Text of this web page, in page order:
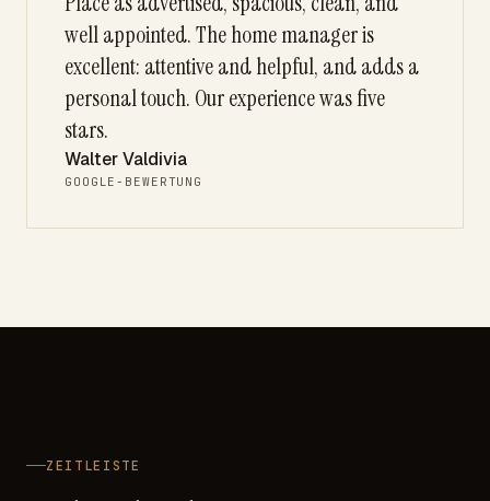
well appointed. The home manager is
excellent: attentive and helpful, and adds a
personal touch. Our experience was five
stars.
Walter Valdivia
GOOGLE-BEWERTUNG
ZEITLEISTE